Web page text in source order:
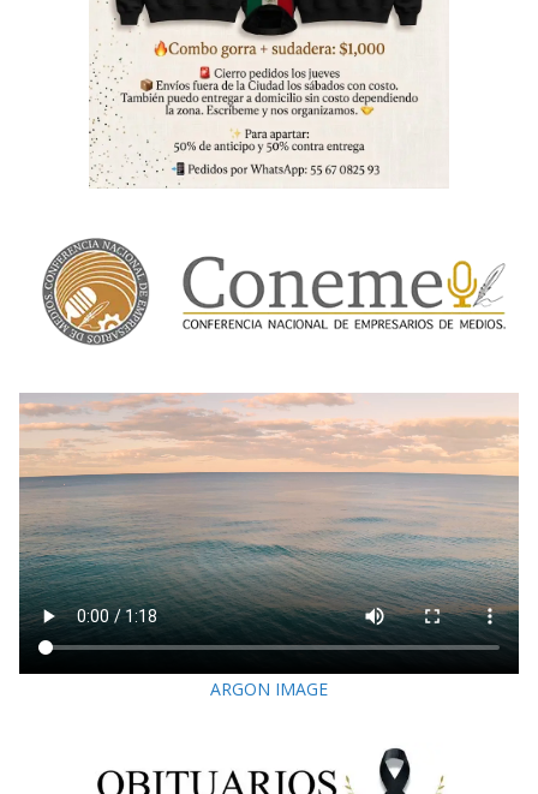
ARGON IMAGE